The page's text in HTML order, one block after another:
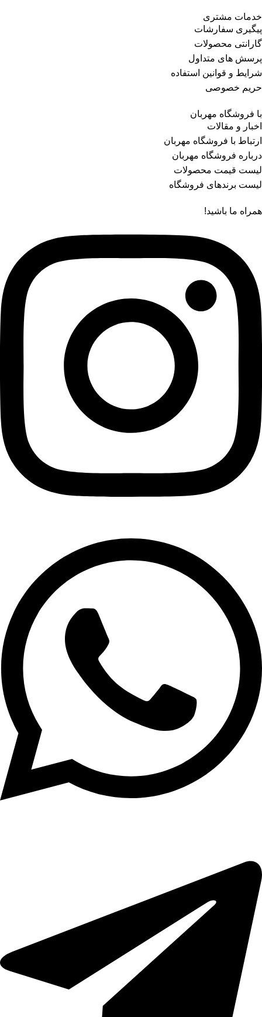
خدمات مشتری
پیگیری سفارشات
گارانتی محصولات
پرسش های متداول
شرایط و قوانین استفاده
حریم خصوصی
با فروشگاه مهربان
اخبار و مقالات
ارتباط با فروشگاه مهربان
درباره فروشگاه مهربان
لیست قیمت محصولات
لیست برندهای فروشگاه
همراه ما باشید!